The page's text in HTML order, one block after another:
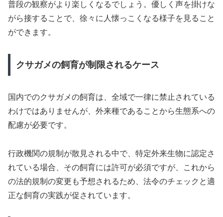
普段の観察がより楽しくなるでしょう。優しく声を掛けな
がら接することで、徐々に人懐っこくなる様子を見ること
ができます。
クサガメの飼育が制限されるケース
国内でのクサガメの飼育は、全域で一律に禁止されている
わけではありませんが、外来種であることから生態系への
配慮が必要です。
行政機関の規制が散見される中で、特定外来生物に認定さ
れている場合、その飼育には許可が必須ですが、これから
の法的規制の変更も予想されるため、法令のチェックと適
正な飼育の実践が促されています。